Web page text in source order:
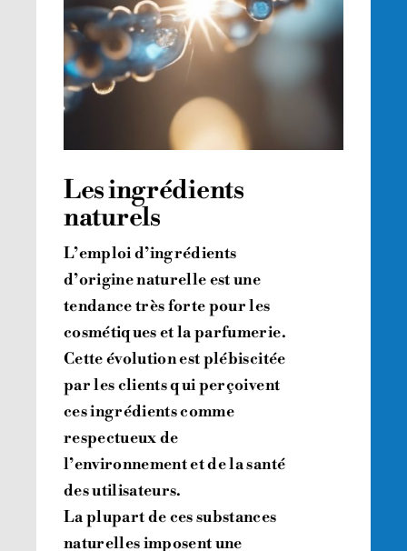
Les ingrédients
naturels
L’emploi d’ingrédients
d’origine naturelle est une
tendance très forte pour les
cosmétiques et la parfumerie.
Cette évolution est plébiscitée
par les clients qui perçoivent
ces ingrédients comme
respectueux de
l’environnement et de la santé
des utilisateurs.
La plupart de ces substances
naturelles imposent une